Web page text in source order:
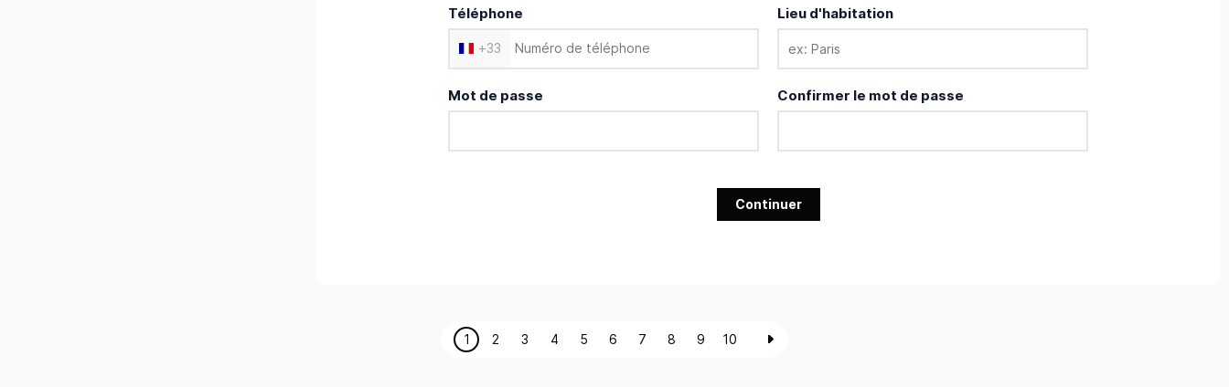
Téléphone
+33
Lieu d'habitation
Mot de passe Confirmer le mot de passe
Continuer
1 2 3 4 5 6 7 8 9 10